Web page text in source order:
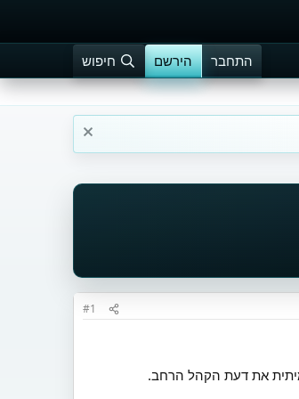
התחבר הירשם חיפוש
#1
את דעת הקהל הרחב.